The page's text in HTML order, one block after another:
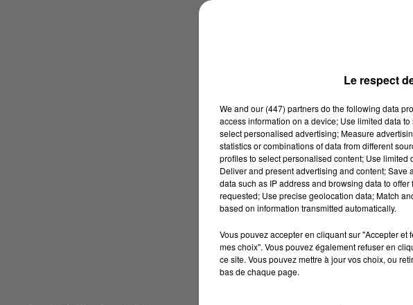
Le respect
We and our (447) partnersdo the following data
access information on a device; Use limited data
select personalised advertising; Measure
statistics or combinations of data from different
profiles to select personalised content; Use limited
Deliver and present advertising and content;
data such as IP address and browsing data to
requested; Use precise geolocation data; Match
based on information transmitted automatically.
Vous pouvez accepter en cliquant sur "Accepter
mes choix". Vous pouvez également refuser en
ce site. Vous pouvez mettre à jour vos choix, ou
bas de chaque page.